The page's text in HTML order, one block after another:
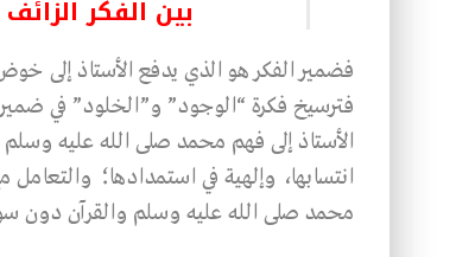
بين الفكر
فضمير الفكر هو الذي يدفع الأستاذ إلى
فترسيخ فكرة “الوجود” و”الخلود” في ضمير
الأستاذ إلى فهم محمد صلى الله عليه وسلم
انتسابها، وإلهية في استمدادها؛
محمد صلى الله عليه وسلم والقرآن دون